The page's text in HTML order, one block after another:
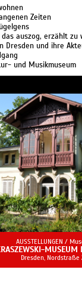
Zeiten
auszog, erzählt zu
Dresden und ihre
und Musikmuseum
AUSSTELLUNGEN /
MUSEUM
Dresden, Nordstraße